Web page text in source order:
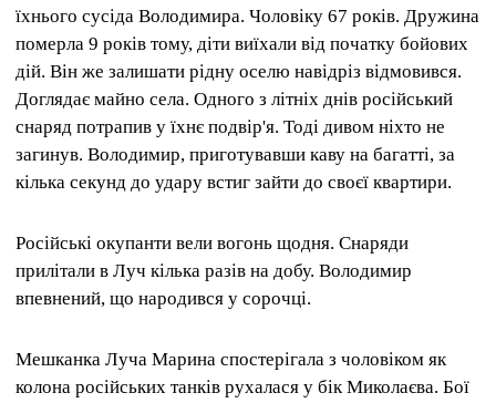
їхнього сусіда Володимира. Чоловіку 67 років. Дружина
померла 9 років тому, діти виїхали від початку бойових
дій. Він же залишати рідну оселю навідріз відмовився.
Доглядає майно села. Одного з літніх днів російський
снаряд потрапив у їхнє подвір'я. Тоді дивом ніхто не
загинув. Володимир, приготувавши каву на багатті, за
кілька секунд до удару встиг зайти до своєї квартири.
Російські окупанти вели вогонь щодня. Снаряди
прилітали в Луч кілька разів на добу. Володимир
впевнений, що народився у сорочці.
Мешканка Луча Марина спостерігала з чоловіком як
колона російських танків рухалася у бік Миколаєва. Бої